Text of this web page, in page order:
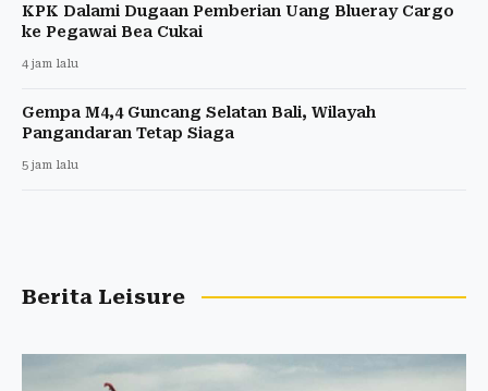
KPK Dalami Dugaan Pemberian Uang Blueray Cargo
ke Pegawai Bea Cukai
4 jam lalu
Gempa M4,4 Guncang Selatan Bali, Wilayah
Pangandaran Tetap Siaga
5 jam lalu
Berita Leisure